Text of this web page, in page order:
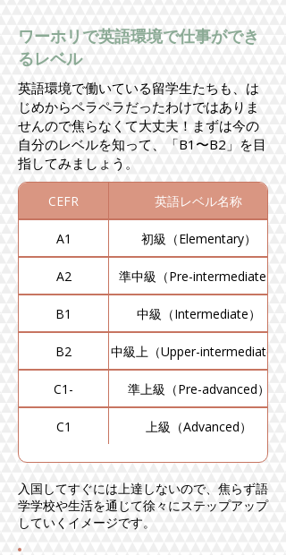
ワーホリで英語環境で仕事ができ
るレベル
英語環境で働いている留学生たちも、は
じめからペラペラだったわけではありま
せんので焦らなくて大丈夫！まずは今の
自分のレベルを知って、「B1〜B2」を目
指してみましょう。
CEFR 英語レベル名称
A1 初級（Elementary）
A2 準中級（Pre-intermediate）
B1 中級（Intermediate）
B2 中級上（Upper-intermediate）
C1- 準上級（Pre-advanced）
C1 上級（Advanced）
入国してすぐには上達しないので、焦らず語
学学校や生活を通じて徐々にステップアップ
していくイメージです。